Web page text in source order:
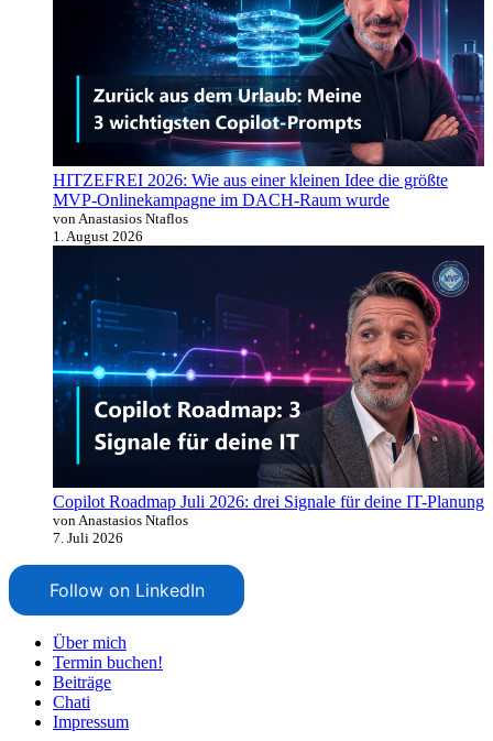
HITZEFREI 2026: Wie aus einer kleinen Idee die größte
MVP-Onlinekampagne im DACH-Raum wurde
von Anastasios Ntaflos
1. August 2026
Copilot Roadmap Juli 2026: drei Signale für deine IT-Planung
von Anastasios Ntaflos
7. Juli 2026
Follow on LinkedIn
Über mich
Termin buchen!
Beiträge
Chati
Impressum